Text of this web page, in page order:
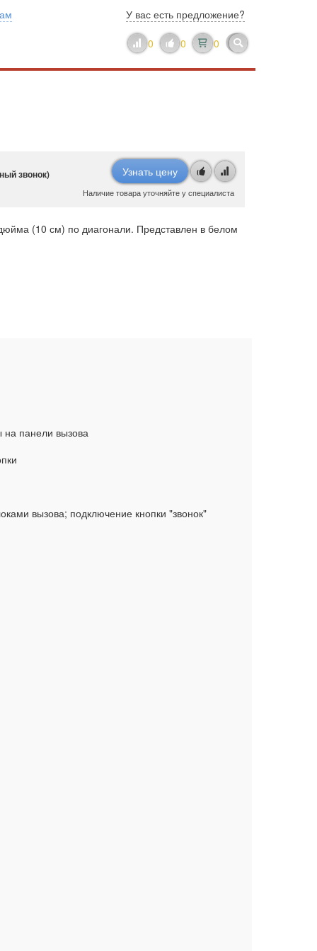
У вас есть предложение?
0 0 0
звонок) Узнать цену
Наличие товара уточняйте у специалиста
(10 см) по диагонали. Представлен в белом
на панели вызова
вызова; подключение кнопки "звонок"